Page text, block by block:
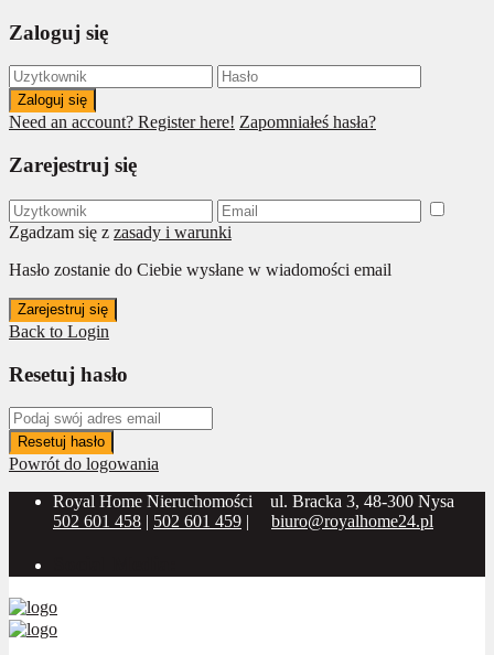
Zaloguj się
Zaloguj się
Need an account? Register here! Zapomniałeś hasła?
Zarejestruj się
Zgadzam się z zasady i warunki
Hasło zostanie do Ciebie wysłane w wiadomości email
Zarejestruj się
Back to Login
Resetuj hasło
Resetuj hasło
Powrót do logowania
Royal Home Nieruchomości
ul. Bracka 3, 48-300 Nysa
502 601 458 | 502 601 459 | biuro@royalhome24.pl